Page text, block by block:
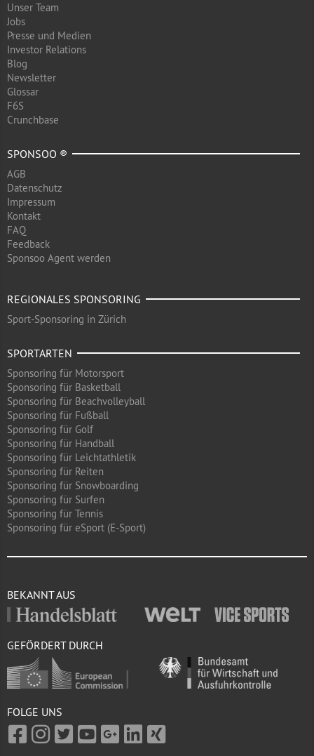
Unser Team
Jobs
Presse und Medien
Investor Relations
Blog
Newsletter
Glossar
F6S
Crunchbase
SPONSOO ®
AGB
Datenschutz
Impressum
Kontakt
FAQ
Feedback
Sponsoo Agent werden
REGIONALES SPONSORING
Sport-Sponsoring in Zürich
SPORTARTEN
Sponsoring für Motorsport
Sponsoring für Basketball
Sponsoring für Beachvolleyball
Sponsoring für Fußball
Sponsoring für Golf
Sponsoring für Handball
Sponsoring für Leichtathletik
Sponsoring für Reiten
Sponsoring für Snowboarding
Sponsoring für Surfen
Sponsoring für Tennis
Sponsoring für eSport (E-Sport)
BEKANNT AUS
GEFÖRDERT DURCH
FOLGE UNS